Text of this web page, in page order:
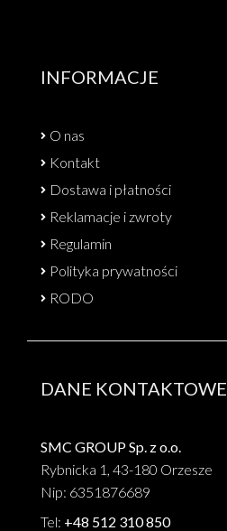
INFORMACJE
O nas
Kontakt
Dostawa i płatności
Reklamacje i zwroty
Regulamin
Polityka prywatności
RODO
DANE KONTAKTOWE
SMC GROUP Sp. z o.o.
Rybnicka 1, 43-180 Orzesze
Nip: 6351876689
Tel: +48 512 310 850